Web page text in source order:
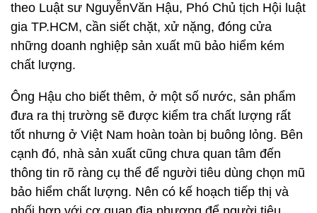
theo Luật sư NguyễnVăn Hậu, Phó Chủ tịch Hội luật
gia TP.HCM, cần siết chặt, xử nặng, đóng cửa
những doanh nghiệp sản xuất mũ bảo hiểm kém
chất lượng.
Ông Hậu cho biết thêm, ở một số nước, sản phẩm
đưa ra thị trường sẽ được kiểm tra chất lượng rất
tốt nhưng ở Việt Nam hoàn toàn bị buông lỏng. Bên
cạnh đó, nhà sản xuất cũng chưa quan tâm đến
thông tin rõ ràng cụ thể để người tiêu dùng chọn mũ
bảo hiểm chất lượng. Nên có kế hoạch tiếp thị và